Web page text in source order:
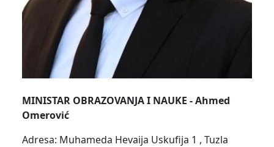
MINISTAR OBRAZOVANJA I NAUKE - Ahmed
Omerović
Adresa: Muhameda Hevaija Uskufija 1 , Tuzla